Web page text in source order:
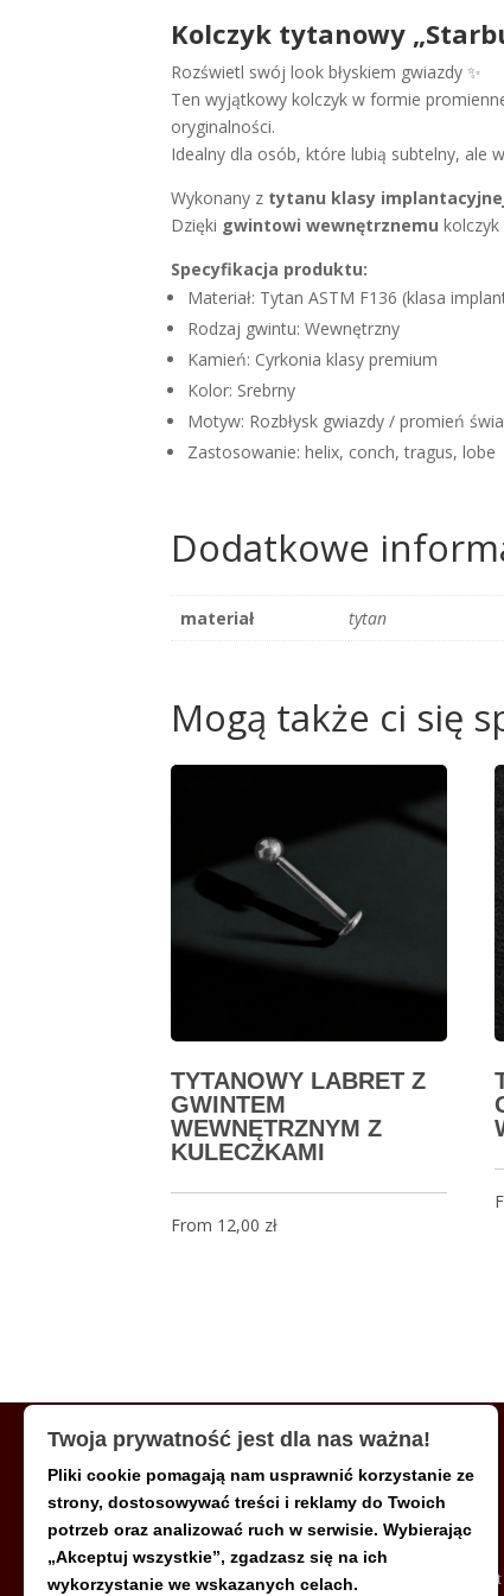
Kolczyk tytanowy
Rozświetl swój look błyskiem gwiazdy ✨
Ten wyjątkowy kolczyk w formie
oryginalności.
Idealny dla osób, które lubią subtelny, ale
Wykonany z tytanu klasy implantacyjnej
Dzięki gwintowi wewnętrznemu kolczyk
Specyfikacja produktu:
Materiał: Tytan ASTM F136 (klasa
Rodzaj gwintu: Wewnętrzny
Kamień: Cyrkonia klasy premium
Kolor: Srebrny
Motyw: Rozbłysk gwiazdy / promień
Zastosowanie: helix, conch, tragus, lobe
Dodatkowe
materiał tytan
Mogą także ci się
TYTANOWY LABRET Z
GWINTEM
WEWNĘTRZNYM Z
KULECZKAMI
From 12,00 zł
MENU
Strona główna Moje konto Kontakt
Twoja prywatność jest dla nas ważna!
Pliki cookie pomagają nam usprawnić korzystanie ze
strony, dostosowywać treści i reklamy do Twoich
potrzeb oraz analizować ruch w serwisie. Wybierając
„Akceptuj wszystkie”, zgadzasz się na ich
wykorzystanie we wskazanych celach.